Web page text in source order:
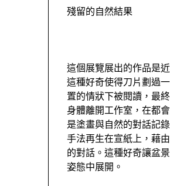
殘留的自然結果
這個展覽展出的作品是
這種好奇使得刀片劃過
置的情狀下被閱讀，最
身體離開工作室，在都
是塗畫與自然的對話記
手法再生在宣紙上，藉
的對話。這種好奇讓盆
姿態中展開。